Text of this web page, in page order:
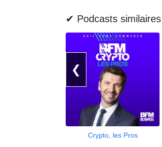
✔ Podcasts
❮
Crypto, les Pros